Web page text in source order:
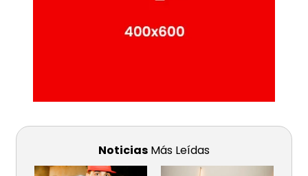
Noticias Más Leídas